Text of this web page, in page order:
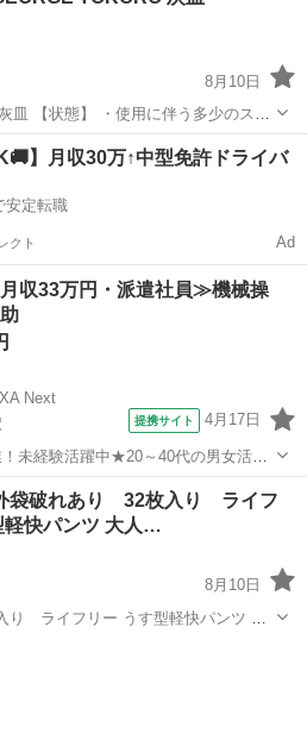
8月10日
のス
どございます ・詳細は現地でご確認
ますのでご了承願います ※中古...
TOKORO
】月収30万↑中型免許ドライバ
安定転職
クト Ad
収33万円・派遣社員≫機械操
Next
提携サイト 4月17日
未経験活躍中★20～40代の男女活躍
付きワンルーム寮費無料！赴任旅費会
◎格安食堂利用可！年間休日135日
その他
袋破れあり 32枚入り ライフ
軽快パンツ 大人…
8月10日
り ライフリー うす型軽快パンツ 大